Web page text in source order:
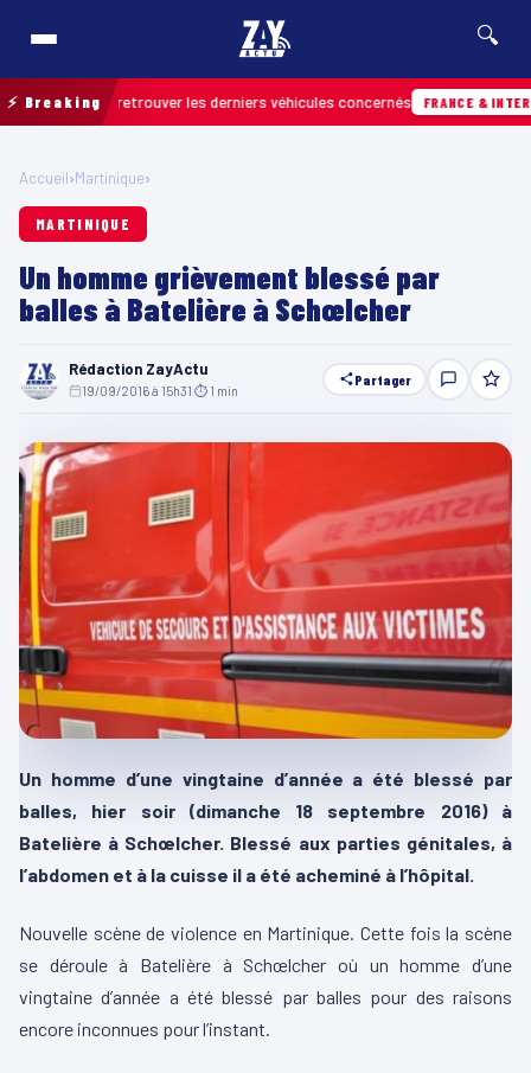
🔍
⚡ Breaking
pour retrouver les derniers véhicules concernés FRANCE &
Accueil›Martinique›
MARTINIQUE
Un homme grièvement blessé par
balles à Batelière à Schœlcher
Rédaction ZayActu
19/09/2016 à 15h31 ⏱ 1 min
Partager
Un homme d’une vingtaine d’année a été blessé par
balles, hier soir (dimanche 18 septembre 2016) à
Batelière à Schœlcher. Blessé aux parties génitales, à
l’abdomen et à la cuisse il a été acheminé à l’hôpital.
Nouvelle scène de violence en Martinique. Cette fois la scène
se déroule à Batelière à Schœlcher où un homme d’une
vingtaine d’année a été blessé par balles pour des raisons
encore inconnues pour l’instant.